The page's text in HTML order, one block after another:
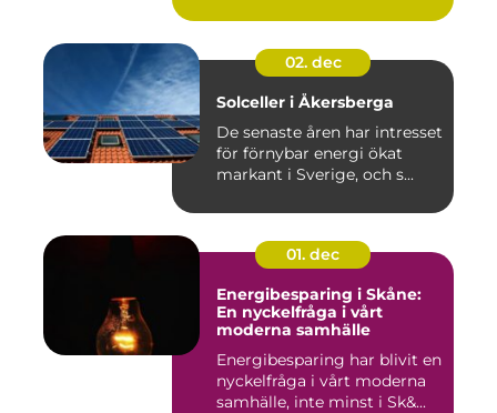
02. dec
Solceller i Åkersberga
De senaste åren har intresset
för förnybar energi ökat
markant i Sverige, och s...
01. dec
Energibesparing i Skåne:
En nyckelfråga i vårt
moderna samhälle
Energibesparing har blivit en
nyckelfråga i vårt moderna
samhälle, inte minst i Sk&...